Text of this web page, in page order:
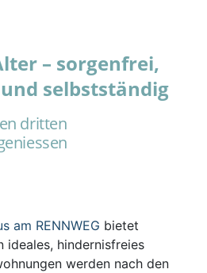
– sorgenfrei,
selbstständig
dritten
am RENNWEG bietet
ideales, hindernisfreies
werden nach den